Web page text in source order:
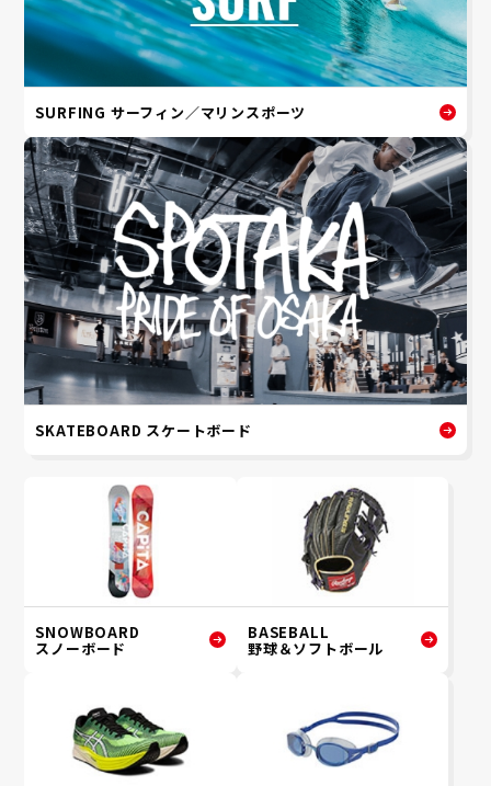
SURFING サーフィン／マリンスポーツ
SKATEBOARD スケートボード
SNOWBOARD
スノーボード
BASEBALL
野球＆ソフトボール